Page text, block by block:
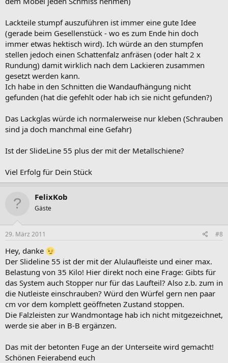
Lackteile stumpf auszuführen ist immer eine gute Idee
(gerade beim Gesellenstück - wo es zum Ende hin doch
immer etwas hektisch wird). Ich würde an den stumpfen
stellen jedoch einen Schattenfalz anfräsen (oder halt 2 x
Rundung) damit wirklich nach dem Lackieren zusammen
gesetzt werden kann.
Ich habe in den Schnitten die Wandaufhängung nicht
gefunden (hat die gefehlt oder hab ich sie nicht gefunden?)
Das Lackglas würde ich normalerweise nur kleben (Schrauben
sind ja doch manchmal eine Gefahr)
Ist der SlideLine 55 plus der mit der Metallschiene?
Viel Erfolg für Dein Stück
FelixKob
Gäste
29. März 2011 #8
Hey, danke
Der Slideline 55 ist der mit der Alulaufleiste und einer max.
Belastung von 35 Kilo! Hier direkt noch eine Frage: Gibts für
das System auch Stopper nur für das Laufteil? Also z.b. zum in
die Nutleiste einschrauben? Würd den Würfel gern nen paar
cm vor dem komplett geöffneten Zustand stoppen.
Die Falzleisten zur Wandmontage hab ich nicht mitgezeichnet,
werde sie aber in B-B ergänzen.
Das mit der betonten Fuge an der Unterseite wird gemacht!
Schönen Feierabend euch